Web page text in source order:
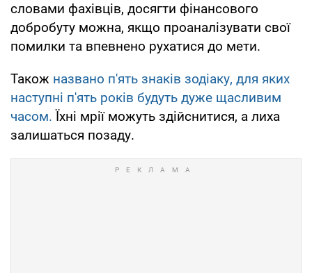
словами фахівців, досягти фінансового
добробуту можна, якщо проаналізувати свої
помилки та впевнено рухатися до мети.
Також названо п'ять знаків зодіаку, для яких
наступні п'ять років будуть дуже щасливим
часом. Їхні мрії можуть здійснитися, а лиха
залишаться позаду.